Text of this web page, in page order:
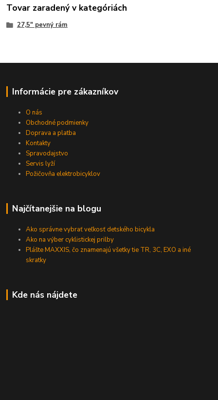
Tovar zaradený v kategóriách
27,5" pevný rám
Informácie pre zákazníkov
O nás
Obchodné podmienky
Doprava a platba
Kontakty
Spravodajstvo
Servis lyží
Požičovňa elektrobicyklov
Najčítanejšie na blogu
Ako správne vybrať veľkosť detského bicykla
Ako na výber cyklistickej prilby
Plášte MAXXIS, čo znamenajú všetky tie TR, 3C, EXO a iné
skratky
Kde nás nájdete